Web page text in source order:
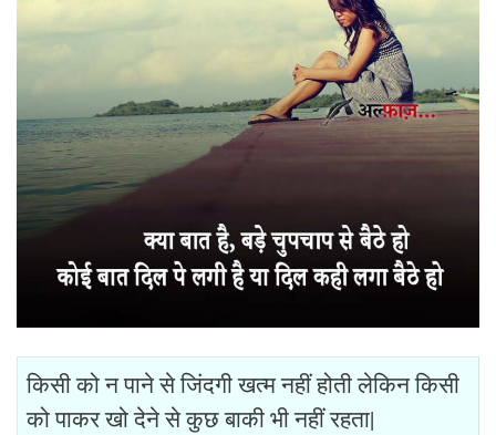
किसी को न पाने से जिंदगी खत्म नहीं होती लेकिन किसी
को पाकर खो देने से कुछ बाकी भी नहीं रहता|